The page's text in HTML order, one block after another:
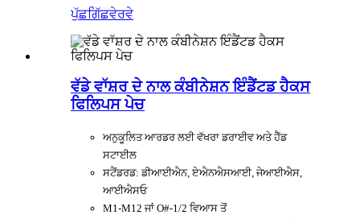
ਪੁੱਛਗਿੱਛਵੇਰਵੇ
ਵੱਡੇ ਵਾੱਸ਼ਰ ਦੇ ਨਾਲ ਕੰਬੀਨੇਸ਼ਨ ਇੰਡੈਂਟਡ ਹੈਕਸ
ਫਿਲਿਪਸ ਪੇਚ
ਅਨੁਕੂਲਿਤ ਆਰਡਰ ਲਈ ਵੱਖਰਾ ਡਰਾਈਵ ਅਤੇ ਹੈੱਡ
ਸਟਾਈਲ
ਸਟੈਂਡਰਡ: ਡੀਆਈਐਨ, ਏਐਨਐਸਆਈ, ਜੇਆਈਐਸ,
ਆਈਐਸਓ
M1-M12 ਜਾਂ O#-1/2 ਵਿਆਸ ਤੋਂ